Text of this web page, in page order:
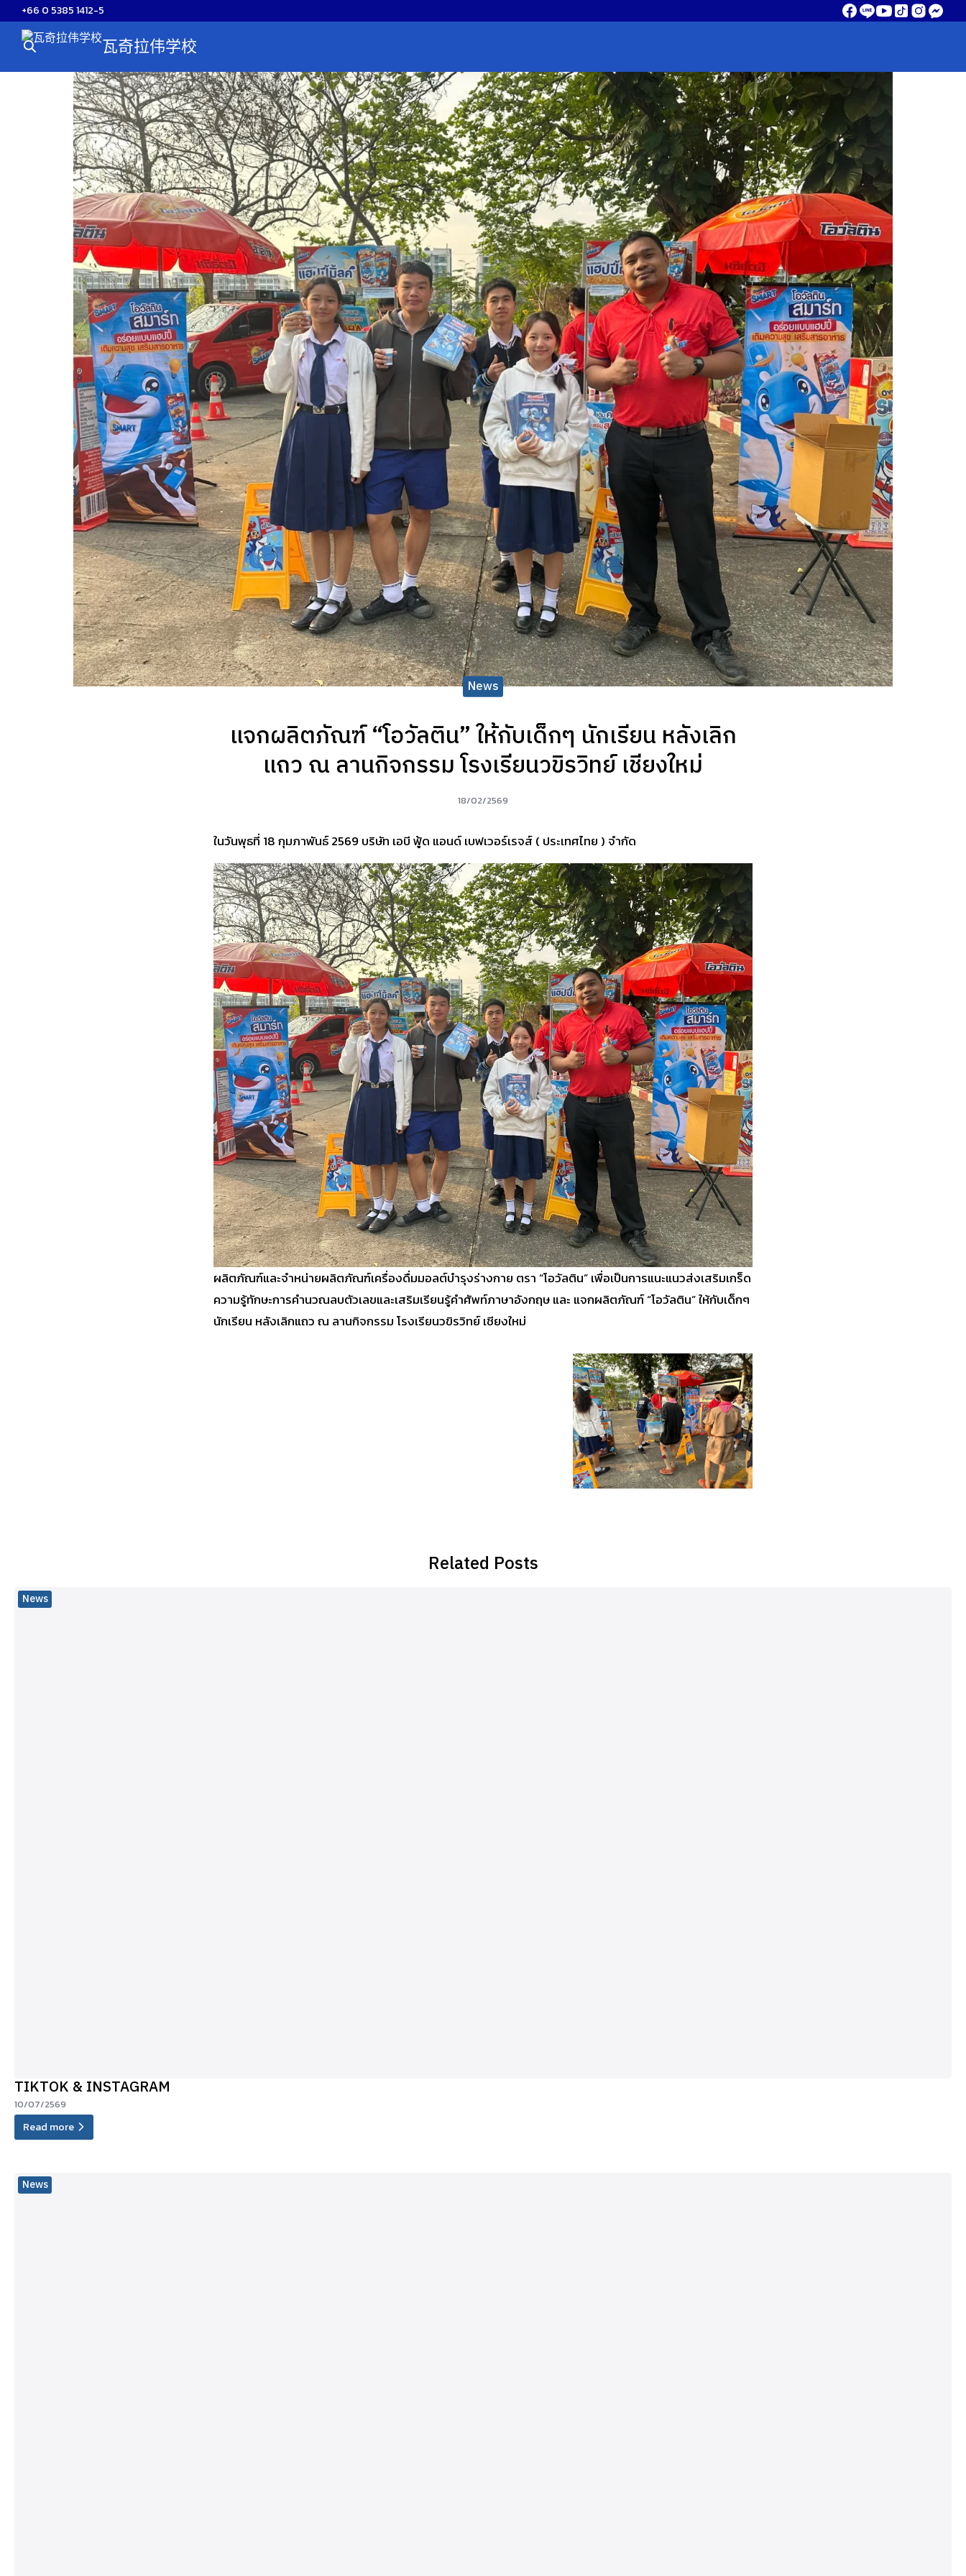
to
content
+66 0 5385 1412-5
瓦奇拉伟学校
for:
News
แจกผลิตภัณฑ์ “โอวัลติน” ให้กับเด็กๆ นักเรียน หลังเลิก
แถว ณ ลานกิจกรรม โรงเรียนวขิรวิทย์ เชียงใหม่
18/02/2569
ในวันพุธที่ 18 กุมภาพันธ์ 2569 บริษัท เอบี ฟู้ด แอนด์ เบฟเวอร์เรจส์ ( ประเทศไทย ) จำกัด
ผลิตภัณฑ์และจำหน่ายผลิตภัณฑ์เครื่องดื่มมอลต์บำรุงร่างกาย ตรา “โอวัลติน” เพื่อเป็นการแนะแนวส่งเสริมเกร็ด
ความรู้ทักษะการคำนวณลบตัวเลขและเสริมเรียนรู้คำศัพท์ภาษาอังกฤษ และ แจกผลิตภัณฑ์ “โอวัลติน” ให้กับเด็กๆ
นักเรียน หลังเลิกแถว ณ ลานกิจกรรม โรงเรียนวขิรวิทย์ เชียงใหม่
Related Posts
News
TIKTOK & INSTAGRAM
10/07/2569
Read more
News